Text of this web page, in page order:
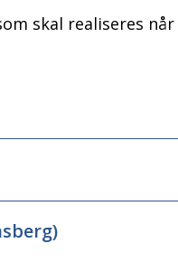
skal realiseres